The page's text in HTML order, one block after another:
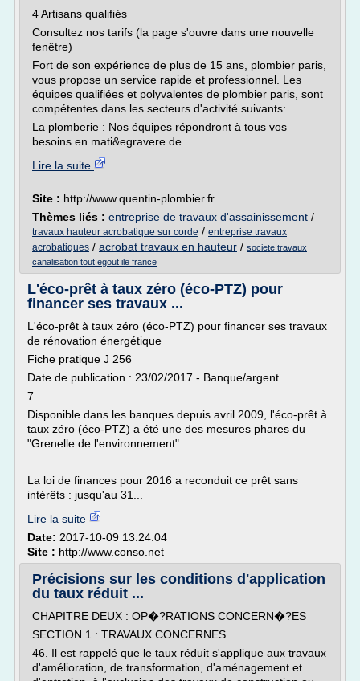
4 Artisans qualifiés
Consultez nos tarifs (la page s'ouvre dans une nouvelle
fenêtre)
Fort de son expérience de plus de 15 ans, plombier paris,
vous propose un service rapide et professionnel. Les
équipes qualifiées et polyvalentes de plombier paris, sont
compétentes dans les secteurs d'activité suivants:
La plomberie : Nos équipes répondront à tous vos
besoins en mati&egravere de...
Lire la suite
Site : http://www.quentin-plombier.fr
Thèmes liés : entreprise de travaux d'assainissement /
travaux hauteur acrobatique sur corde / entreprise travaux
acrobatiques / acrobat travaux en hauteur / societe travaux
canalisation tout egout ile france
L'éco-prêt à taux zéro (éco-PTZ) pour
financer ses travaux ...
L'éco-prêt à taux zéro (éco-PTZ) pour financer ses travaux
de rénovation énergétique
Fiche pratique J 256
Date de publication : 23/02/2017 - Banque/argent
7
Disponible dans les banques depuis avril 2009, l'éco-prêt à
taux zéro (éco-PTZ) a été une des mesures phares du
"Grenelle de l'environnement".
La loi de finances pour 2016 a reconduit ce prêt sans
intérêts : jusqu'au 31...
Lire la suite
Date: 2017-10-09 13:24:04
Site : http://www.conso.net
Précisions sur les conditions d'application
du taux réduit ...
CHAPITRE DEUX : OP�?RATIONS CONCERN�?ES
SECTION 1 : TRAVAUX CONCERNES
46. Il est rappelé que le taux réduit s'applique aux travaux
d'amélioration, de transformation, d'aménagement et